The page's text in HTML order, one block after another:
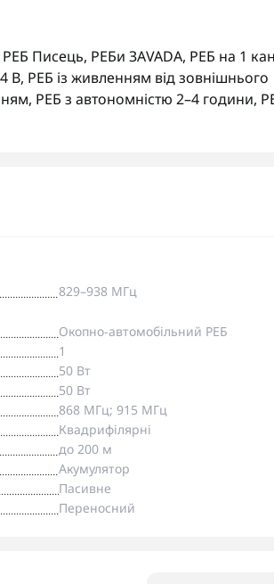
РЕБ Писець, РЕБи ЗАVADA, РЕБ на 1
В, РЕБ із живленням від зовнішнього
, РЕБ з автономністю 2–4 години,
829–938 МГц
Окопно-автомобільний РЕБ
1
50 Вт
50 Вт
868 МГц; 915 МГц
Квадрифілярні
до 200 м
Акумулятор
Пасивне
Переносний